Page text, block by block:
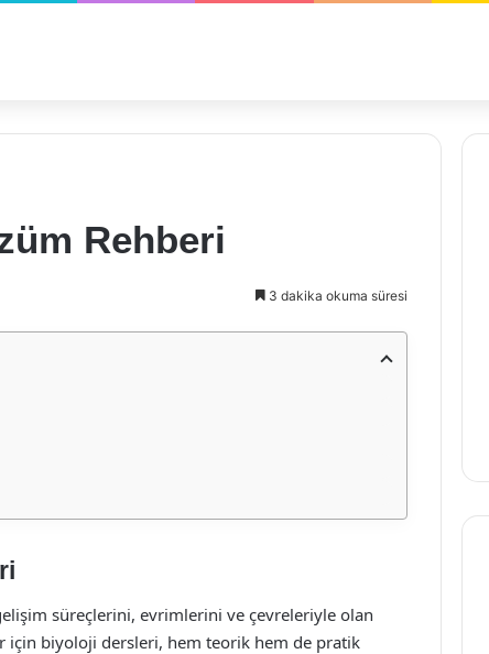
Rehberi
3 dakika okuma süresi
süreçlerini, evrimlerini ve çevreleriyle olan
için biyoloji dersleri, hem teorik hem de pratik